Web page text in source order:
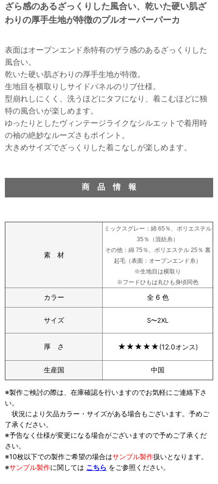
ざら感のあるざっくりした風合い、乾いた硬い肌ざ
わりの厚手生地が特徴のプルオーバーパーカ
表面はオープンエンド糸特有のザラ感のあるざっくりした
風合い。
乾いた硬い肌ざわりの厚手生地が特徴。
生地目を横取りしサイドパネルのリブ仕様。
型崩れしにくく、洗うほどにタフになり、着こむほどに独
特の風合いが楽しめます。
ゆったりとしたヴィンテージライクなシルエットで着用時
の袖の絶妙なルーズさもポイント。
大きめサイズでざっくりした着こなしが楽しめます。
商 品 情 報
素 材
ミックスグレー：綿 65％、ポリエステル
35％（混紡糸）
その他：綿 75％、ポリエステル 25％ 裏
起毛（表面：オープンエンド糸）
※生地目は横取り
※フードひもは丸ひも身頃同色
カラー 全 6 色
サイズ S〜2XL
厚 さ ★ ★ ★ ★ ★(12.0オンス)
生産国 中国
※製作ご検討の際は、在庫確認を行いますのでお気軽にご連絡下さ
い。
状況により欠品カラー・サイズがある場合もございます。予めご
了承ください。
※予告なく仕様が変更になる場合がございますので予めご了承くだ
さい。
※10枚以下での製作ご希望の場合はサンプル製作扱いとなります。
※サンプル製作に関しては こちら をご参照ください。